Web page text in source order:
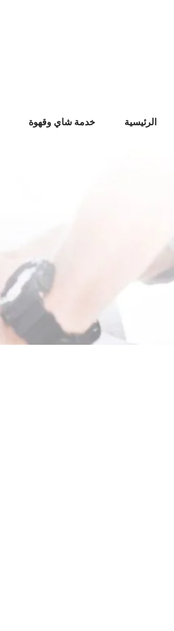
الرئيسية خدمة شاي وقهوة